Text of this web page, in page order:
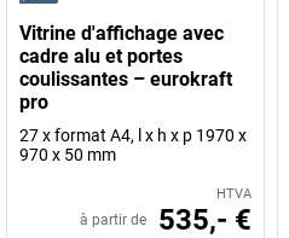
Vitrine d'affichage avec
cadre alu et portes
coulissantes – eurokraft
pro
27 x format A4, l x h x p 1970 x
970 x 50 mm
HTVA
à partir de 535,- €